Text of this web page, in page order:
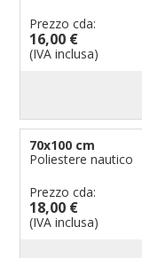
Prezzo cda:
16,00 €
(IVA inclusa)
70x100 cm
Poliestere nautico
Prezzo cda:
18,00 €
(IVA inclusa)